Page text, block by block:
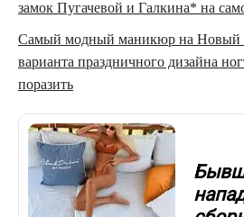
замок Пугачевой и Галкина* на
Самый модный маникюр на Новый
варианта праздничного дизайна
поразить